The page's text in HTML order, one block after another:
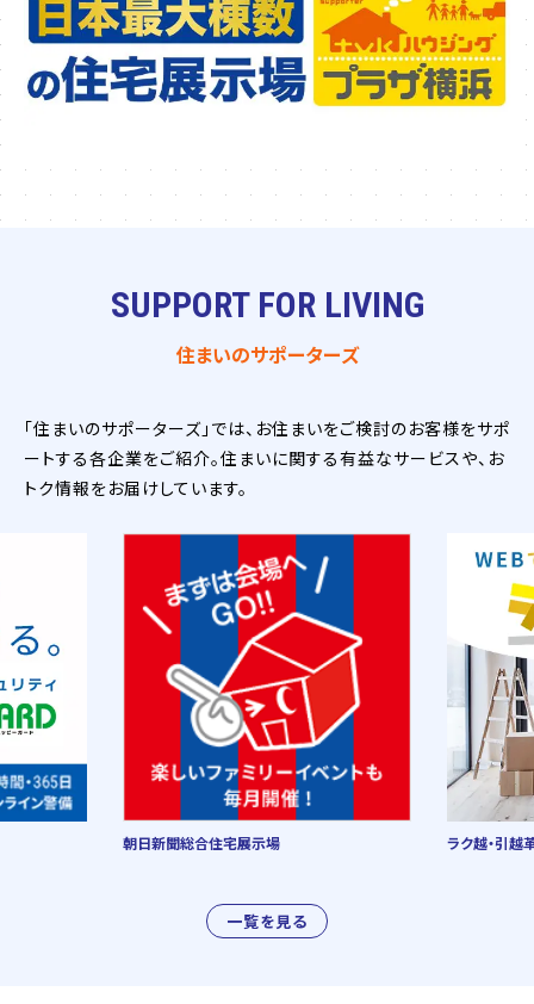
SUPPORT FOR LIVING
住まいのサポーターズ
「住まいのサポーターズ」では、お住まいをご検討のお客様をサポ
ートする各企業をご紹介。住まいに関する有益なサービスや、お
トク情報をお届けしています。
一覧を見る
朝日新聞総合住宅展示場 ラク越・引越